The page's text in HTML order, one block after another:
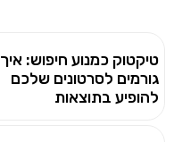
טיקטוק כמנוע חיפוש: איך
גורמים לסרטונים שלכם
להופיע בתוצאות